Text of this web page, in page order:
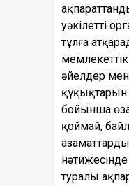
уәкілетті
тұлға
әйелдер
құқықтарын
бойынша
қоймай,
туралы